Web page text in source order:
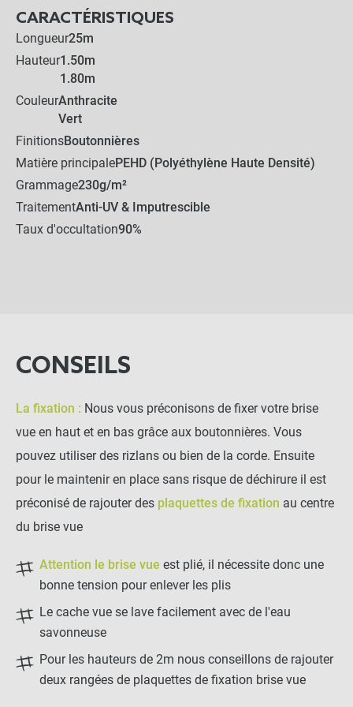
Brise-vue qualité - Nappe de 25m -
90% Occultation
Hauteur : 1.5 mètres
Anthracite
75,00 €
close
NOTRE RECOMMANDATION POUR
UNE POSE EN TOUTE TRANQUILLITÉ
Plaquette de fixation brise-
- +
LES PRODUITS ALTERNATIFS
CARACTÉRISTIQUES
Longueur25m
Hauteur1.50m
1.80m
CouleurAnthracite
Vert
FinitionsBoutonnières
Matière principalePEHD (Polyéthylène Haute Densité)
Grammage230g/m²
TraitementAnti-UV & Imputrescible
Taux d'occultation90%
CONSEILS
La fixation : Nous vous préconisons de fixer votre brise
vue en haut et en bas grâce aux boutonnières. Vous
pouvez utiliser des rizlans ou bien de la corde. Ensuite
pour le maintenir en place sans risque de déchirure il est
préconisé de rajouter des plaquettes de fixation au centre
du brise vue
Attention le brise vue est plié, il nécessite donc une
bonne tension pour enlever les plis
Le cache vue se lave facilement avec de l'eau
savonneuse
Pour les hauteurs de 2m nous conseillons de rajouter
deux rangées de plaquettes de fixation brise vue